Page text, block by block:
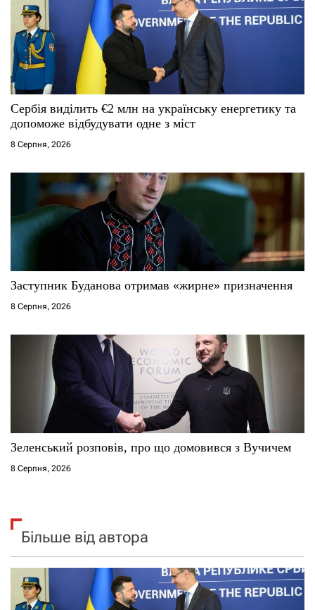
п
и
с
і
в
Сербія виділить €2 млн на українську енергетику та
допоможе відбудувати одне з міст
8 Серпня, 2026
Заступник Буданова отримав «жирне» призначення
8 Серпня, 2026
Зеленський розповів, про що домовився з Вучичем
8 Серпня, 2026
Більше від автора